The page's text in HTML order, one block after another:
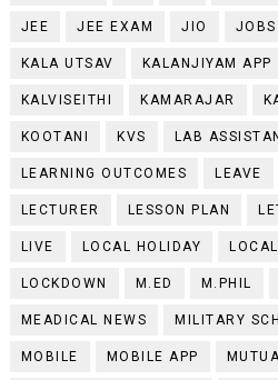
JEE JEE EXAM JIO JOBS
KALA UTSAV KALANJIYAM APP
KALVISEITHI KAMARAJAR
KOOTANI KVS LAB
LEARNING OUTCOMES LEAVE
LECTURER LESSON PLAN
LIVE LOCAL HOLIDAY
LOCKDOWN M.ED M.PHIL
MEADICAL NEWS MILITARY
MOBILE MOBILE APP